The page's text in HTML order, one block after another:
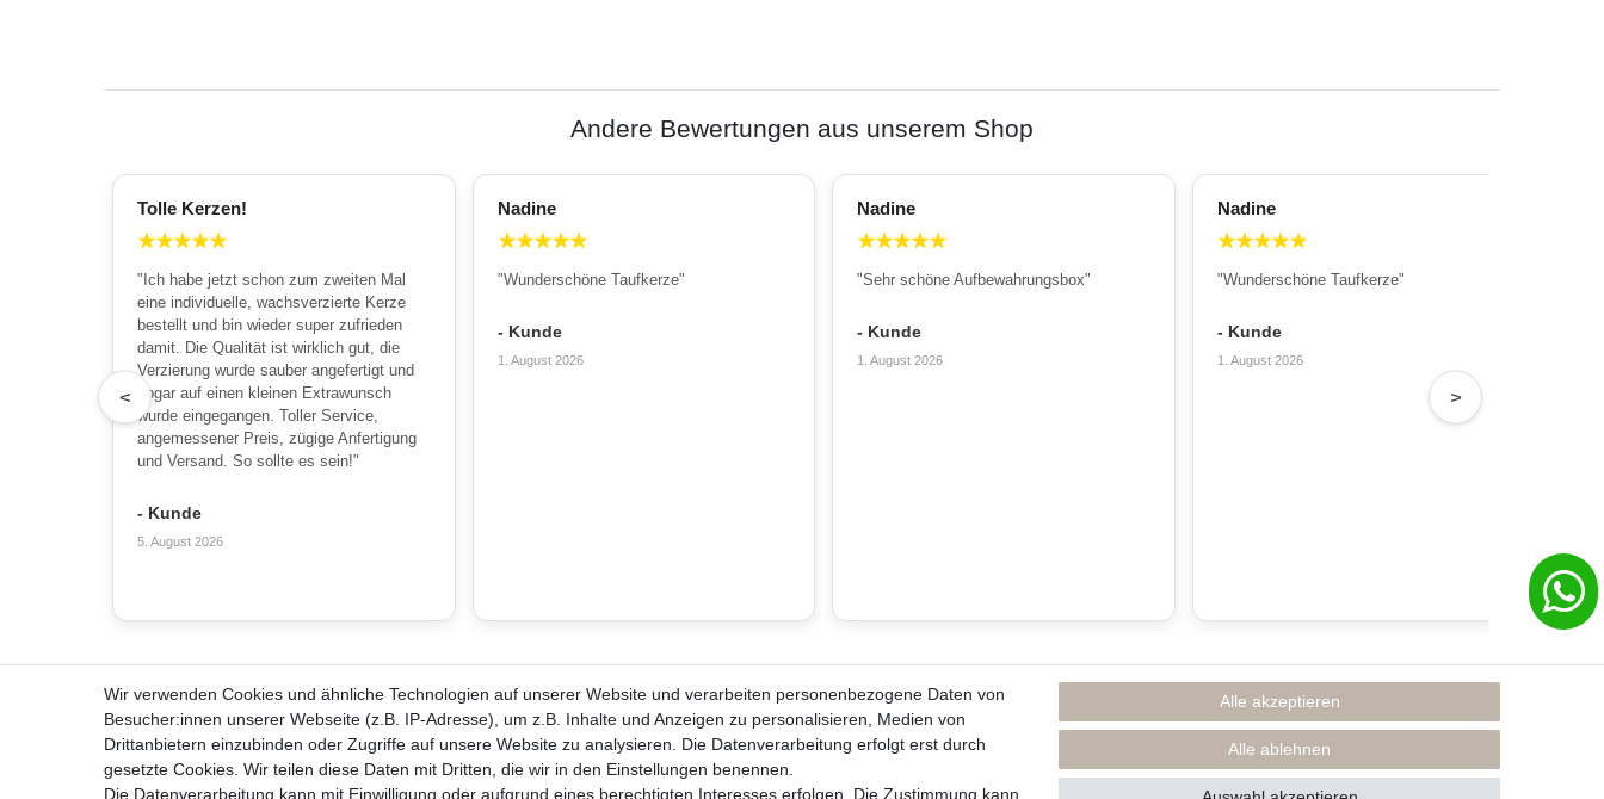
Andere Bewertungen aus unserem Shop
Tolle Kerzen!
★★★★★
"Ich habe jetzt schon zum zweiten Mal
eine individuelle, wachsverzierte Kerze
bestellt und bin wieder super zufrieden
damit. Die Qualität ist wirklich gut, die
Verzierung wurde sauber angefertigt und
sogar auf einen kleinen Extrawunsch
wurde eingegangen. Toller Service,
angemessener Preis, zügige Anfertigung
und Versand. So sollte es sein!"
- Kunde
5. August 2026
Nadine
★★★★★
"Wunderschöne Taufkerze"
- Kunde
1. August 2026
Nadine
★★★★★
"Sehr schöne Aufbewahrungsbox"
- Kunde
1. August 2026
Nadine
★★★★★
"Wunderschöne Taufkerze"
- Kunde
1. August 2026
< >
Alles zum Bestellen
Kontakt
Häufige Fragen
Zahlungsmöglichkeiten
Über uns und unsere Kerzen
Team
Unternehmen / Philosophie
Kerzenpflege und Abbrennhinweise
Du erreichst uns von
Montag bis Freitag 10 bis 17 Uhr
Telefonisch und per Whatsapp
Rechtliches
Impressum
AGB
Datenschutzerklärung
Wir verwenden Cookies und ähnliche Technologien auf unserer Website und verarbeiten personenbezogene Daten von
Besucher:innen unserer Webseite (z.B. IP-Adresse), um z.B. Inhalte und Anzeigen zu personalisieren, Medien von
Drittanbietern einzubinden oder Zugriffe auf unsere Website zu analysieren. Die Datenverarbeitung erfolgt erst durch
gesetzte Cookies. Wir teilen diese Daten mit Dritten, die wir in den Einstellungen benennen.
Die Datenverarbeitung kann mit Einwilligung oder aufgrund eines berechtigten Interesses erfolgen. Die Zustimmung kann
Alle akzeptieren
Alle ablehnen